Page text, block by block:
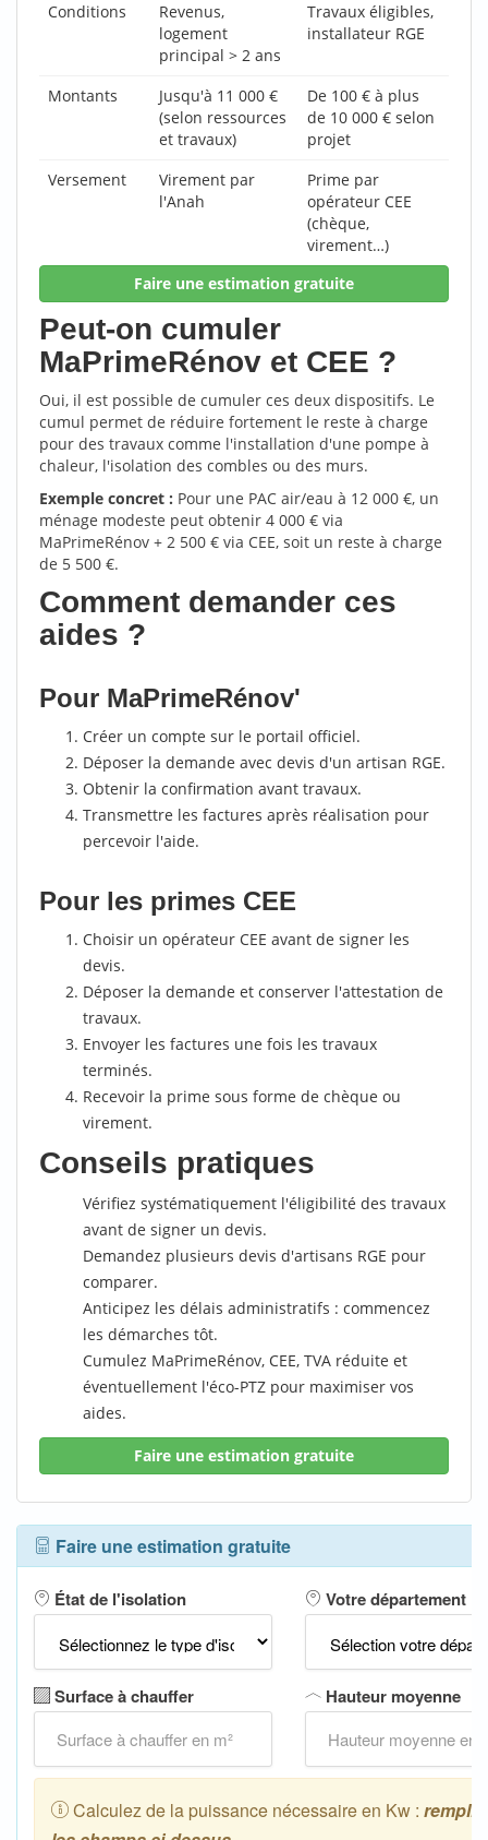
Conditions
Revenus,
logement
principal > 2 ans
Travaux éligibles,
installateur RGE
Montants
Jusqu'à 11 000 €
(selon ressources
et travaux)
De 100 € à plus
de 10 000 € selon
projet
Versement
Virement par
l'Anah
Prime par
opérateur CEE
(chèque,
virement…)
Faire une estimation gratuite
Peut-on cumuler
MaPrimeRénov et CEE ?
Oui, il est possible de cumuler ces deux dispositifs. Le
cumul permet de réduire fortement le reste à charge
pour des travaux comme l'installation d'une pompe à
chaleur, l'isolation des combles ou des murs.
Exemple concret : Pour une PAC air/eau à 12 000 €, un
ménage modeste peut obtenir 4 000 € via
MaPrimeRénov + 2 500 € via CEE, soit un reste à charge
de 5 500 €.
Comment demander ces
aides ?
Pour MaPrimeRénov'
Créer un compte sur le portail officiel.
Déposer la demande avec devis d'un artisan RGE.
Obtenir la confirmation avant travaux.
Transmettre les factures après réalisation pour
percevoir l'aide.
Pour les primes CEE
Choisir un opérateur CEE avant de signer les
devis.
Déposer la demande et conserver l'attestation de
travaux.
Envoyer les factures une fois les travaux
terminés.
Recevoir la prime sous forme de chèque ou
virement.
Conseils pratiques
Vérifiez systématiquement l'éligibilité des travaux
avant de signer un devis.
Demandez plusieurs devis d'artisans RGE pour
comparer.
Anticipez les délais administratifs : commencez
les démarches tôt.
Cumulez MaPrimeRénov, CEE, TVA réduite et
éventuellement l'éco-PTZ pour maximiser vos
aides.
Faire une estimation gratuite